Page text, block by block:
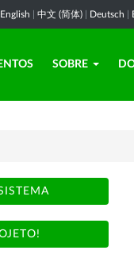
English 中文 (简体) Deutsch
SOBRE